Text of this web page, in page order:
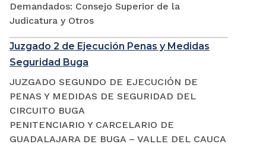
Demandados: Consejo Superior de la
Judicatura y Otros
Juzgado 2 de Ejecución Penas y Medidas
Seguridad Buga
JUZGADO SEGUNDO DE EJECUCIÓN DE
PENAS Y MEDIDAS DE SEGURIDAD DEL
CIRCUITO BUGA
PENITENCIARIO Y CARCELARIO DE
GUADALAJARA DE BUGA – VALLE DEL CAUCA